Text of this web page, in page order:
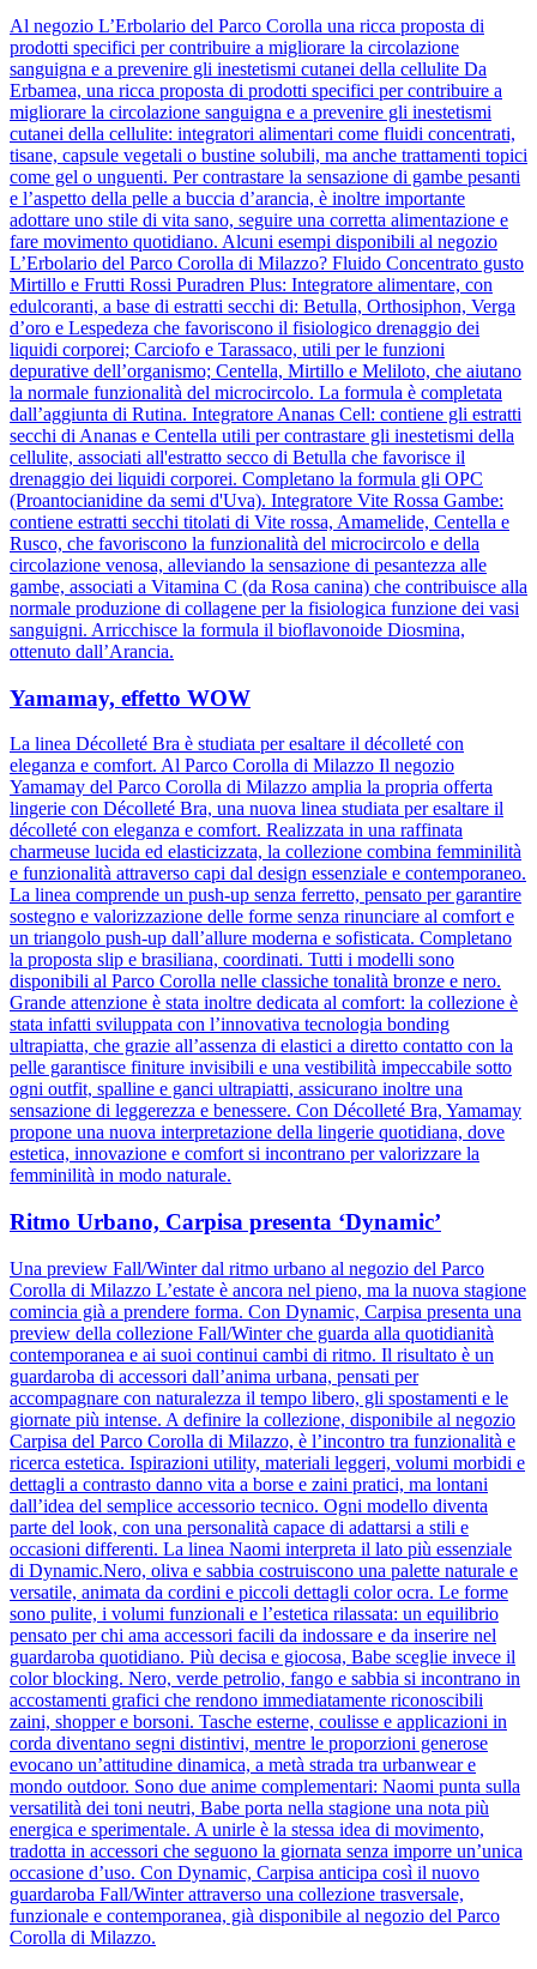
Al negozio L’Erbolario del Parco Corolla una ricca proposta di
prodotti specifici per contribuire a migliorare la circolazione
sanguigna e a prevenire gli inestetismi cutanei della cellulite Da
Erbamea, una ricca proposta di prodotti specifici per contribuire a
migliorare la circolazione sanguigna e a prevenire gli inestetismi
cutanei della cellulite: integratori alimentari come fluidi concentrati,
tisane, capsule vegetali o bustine solubili, ma anche trattamenti topici
come gel o unguenti. Per contrastare la sensazione di gambe pesanti
e l’aspetto della pelle a buccia d’arancia, è inoltre importante
adottare uno stile di vita sano, seguire una corretta alimentazione e
fare movimento quotidiano. Alcuni esempi disponibili al negozio
L’Erbolario del Parco Corolla di Milazzo? Fluido Concentrato gusto
Mirtillo e Frutti Rossi Puradren Plus: Integratore alimentare, con
edulcoranti, a base di estratti secchi di: Betulla, Orthosiphon, Verga
d’oro e Lespedeza che favoriscono il fisiologico drenaggio dei
liquidi corporei; Carciofo e Tarassaco, utili per le funzioni
depurative dell’organismo; Centella, Mirtillo e Meliloto, che aiutano
la normale funzionalità del microcircolo. La formula è completata
dall’aggiunta di Rutina. Integratore Ananas Cell: contiene gli estratti
secchi di Ananas e Centella utili per contrastare gli inestetismi della
cellulite, associati all'estratto secco di Betulla che favorisce il
drenaggio dei liquidi corporei. Completano la formula gli OPC
(Proantocianidine da semi d'Uva). Integratore Vite Rossa Gambe:
contiene estratti secchi titolati di Vite rossa, Amamelide, Centella e
Rusco, che favoriscono la funzionalità del microcircolo e della
circolazione venosa, alleviando la sensazione di pesantezza alle
gambe, associati a Vitamina C (da Rosa canina) che contribuisce alla
normale produzione di collagene per la fisiologica funzione dei vasi
sanguigni. Arricchisce la formula il bioflavonoide Diosmina,
ottenuto dall’Arancia.
Yamamay, effetto WOW
La linea Décolleté Bra è studiata per esaltare il décolleté con
eleganza e comfort. Al Parco Corolla di Milazzo Il negozio
Yamamay del Parco Corolla di Milazzo amplia la propria offerta
lingerie con Décolleté Bra, una nuova linea studiata per esaltare il
décolleté con eleganza e comfort. Realizzata in una raffinata
charmeuse lucida ed elasticizzata, la collezione combina femminilità
e funzionalità attraverso capi dal design essenziale e contemporaneo.
La linea comprende un push-up senza ferretto, pensato per garantire
sostegno e valorizzazione delle forme senza rinunciare al comfort e
un triangolo push-up dall’allure moderna e sofisticata. Completano
la proposta slip e brasiliana, coordinati. Tutti i modelli sono
disponibili al Parco Corolla nelle classiche tonalità bronze e nero.
Grande attenzione è stata inoltre dedicata al comfort: la collezione è
stata infatti sviluppata con l’innovativa tecnologia bonding
ultrapiatta, che grazie all’assenza di elastici a diretto contatto con la
pelle garantisce finiture invisibili e una vestibilità impeccabile sotto
ogni outfit, spalline e ganci ultrapiatti, assicurano inoltre una
sensazione di leggerezza e benessere. Con Décolleté Bra, Yamamay
propone una nuova interpretazione della lingerie quotidiana, dove
estetica, innovazione e comfort si incontrano per valorizzare la
femminilità in modo naturale.
Ritmo Urbano, Carpisa presenta ‘Dynamic’
Una preview Fall/Winter dal ritmo urbano al negozio del Parco
Corolla di Milazzo L’estate è ancora nel pieno, ma la nuova stagione
comincia già a prendere forma. Con Dynamic, Carpisa presenta una
preview della collezione Fall/Winter che guarda alla quotidianità
contemporanea e ai suoi continui cambi di ritmo. Il risultato è un
guardaroba di accessori dall’anima urbana, pensati per
accompagnare con naturalezza il tempo libero, gli spostamenti e le
giornate più intense. A definire la collezione, disponibile al negozio
Carpisa del Parco Corolla di Milazzo, è l’incontro tra funzionalità e
ricerca estetica. Ispirazioni utility, materiali leggeri, volumi morbidi e
dettagli a contrasto danno vita a borse e zaini pratici, ma lontani
dall’idea del semplice accessorio tecnico. Ogni modello diventa
parte del look, con una personalità capace di adattarsi a stili e
occasioni differenti. La linea Naomi interpreta il lato più essenziale
di Dynamic.Nero, oliva e sabbia costruiscono una palette naturale e
versatile, animata da cordini e piccoli dettagli color ocra. Le forme
sono pulite, i volumi funzionali e l’estetica rilassata: un equilibrio
pensato per chi ama accessori facili da indossare e da inserire nel
guardaroba quotidiano. Più decisa e giocosa, Babe sceglie invece il
color blocking. Nero, verde petrolio, fango e sabbia si incontrano in
accostamenti grafici che rendono immediatamente riconoscibili
zaini, shopper e borsoni. Tasche esterne, coulisse e applicazioni in
corda diventano segni distintivi, mentre le proporzioni generose
evocano un’attitudine dinamica, a metà strada tra urbanwear e
mondo outdoor. Sono due anime complementari: Naomi punta sulla
versatilità dei toni neutri, Babe porta nella stagione una nota più
energica e sperimentale. A unirle è la stessa idea di movimento,
tradotta in accessori che seguono la giornata senza imporre un’unica
occasione d’uso. Con Dynamic, Carpisa anticipa così il nuovo
guardaroba Fall/Winter attraverso una collezione trasversale,
funzionale e contemporanea, già disponibile al negozio del Parco
Corolla di Milazzo.